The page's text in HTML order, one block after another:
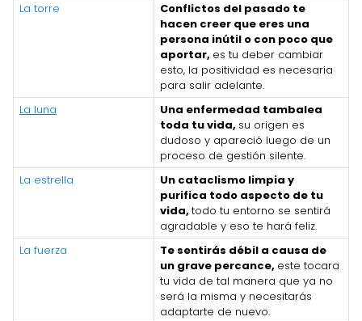
La torre
Conflictos del pasado te
hacen creer que eres una
persona inútil o con poco que
aportar, es tu deber cambiar
esto, la positividad es necesaria
para salir adelante.
La luna
Una enfermedad tambalea
toda tu vida, su origen es
dudoso y apareció luego de un
proceso de gestión silente.
La estrella
Un cataclismo limpia y
purifica todo aspecto de tu
vida, todo tu entorno se sentirá
agradable y eso te hará feliz.
La fuerza
Te sentirás débil a causa de
un grave percance, este tocara
tu vida de tal manera que ya no
será la misma y necesitarás
adaptarte de nuevo.